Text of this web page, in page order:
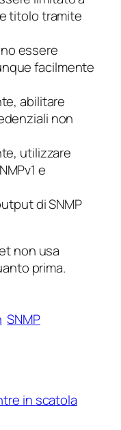
titolo tramite
essere
facilmente
abilitare
non
utilizzare
e
di SNMP
non usa
prima.
SNMP
in scatola